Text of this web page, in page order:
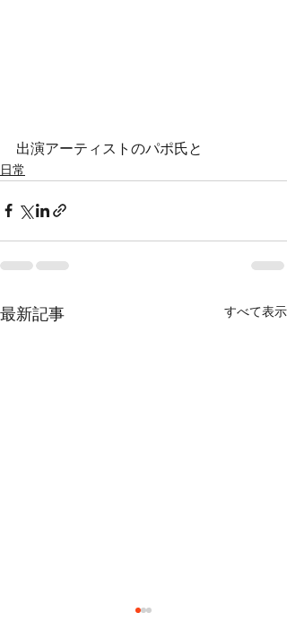
出演アーティストのパポ氏と
日常
最新記事 すべて表示